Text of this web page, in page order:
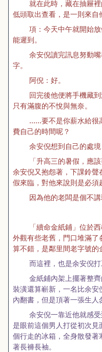
就在此時，藏在抽屜
低頭取出查看，是一則來自
項：今天中午就開始
能遲到。
余安倪讀完訊息努動
字。
阿倪：好。
回完後他便將手機藏
只有滿腹的不悅與無奈。
……要不是你薪水給很
費自己的時間呢？
余安倪想到自己的處
「升高三的暑假，應
余安倪又抱怨著，下課鈴
假來臨，對他來說則是必須
因為他的老闆是個不
「續命金紙鋪」位於
外觀有些老舊，門口堆滿
算不錯，是鄰里間老字號的
而這裡，也是余安倪打
金紙鋪內架上擺著整
裝潢還算嶄新，一名比余
內翻書，但是頂著一張生人
余安倪一靠近他就感
是眼前這個男人打從初次
個行走的冰箱，全身散發
著長褲長袖。